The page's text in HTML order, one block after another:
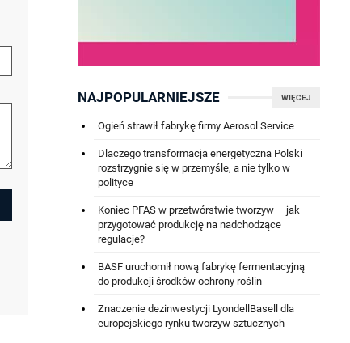
WIĘCEJ
NAJPOPULARNIEJSZE
Ogień strawił fabrykę firmy Aerosol Service
Dlaczego transformacja energetyczna Polski
rozstrzygnie się w przemyśle, a nie tylko w
polityce
Koniec PFAS w przetwórstwie tworzyw – jak
przygotować produkcję na nadchodzące
regulacje?
BASF uruchomił nową fabrykę fermentacyjną
do produkcji środków ochrony roślin
Znaczenie dezinwestycji LyondellBasell dla
europejskiego rynku tworzyw sztucznych